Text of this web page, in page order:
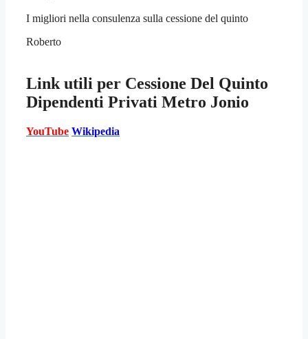
I migliori nella consulenza sulla cessione del quinto
Roberto
Link utili per Cessione Del Quinto
Dipendenti Privati Metro Jonio
YouTube Wikipedia